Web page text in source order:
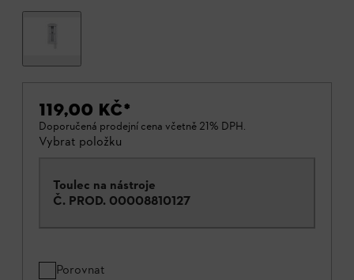
119,00 KČ*
Doporučená prodejní cena včetně 21% DPH.
Vybrat položku
Toulec na nástroje
Č. PROD. 00008810127
Porovnat